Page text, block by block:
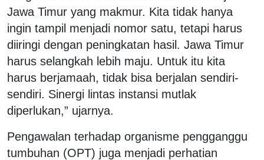
Jawa Timur yang makmur. Kita tidak hanya
ingin tampil menjadi nomor satu, tetapi harus
diiringi dengan peningkatan hasil. Jawa Timur
harus selangkah lebih maju. Untuk itu kita
harus berjamaah, tidak bisa berjalan sendiri-
sendiri. Sinergi lintas instansi mutlak
diperlukan,” ujarnya.
Pengawalan terhadap organisme pengganggu
tumbuhan (OPT) juga menjadi perhatian